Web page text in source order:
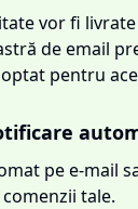
vor fi
de email
pentru
pe e-mail
tale.